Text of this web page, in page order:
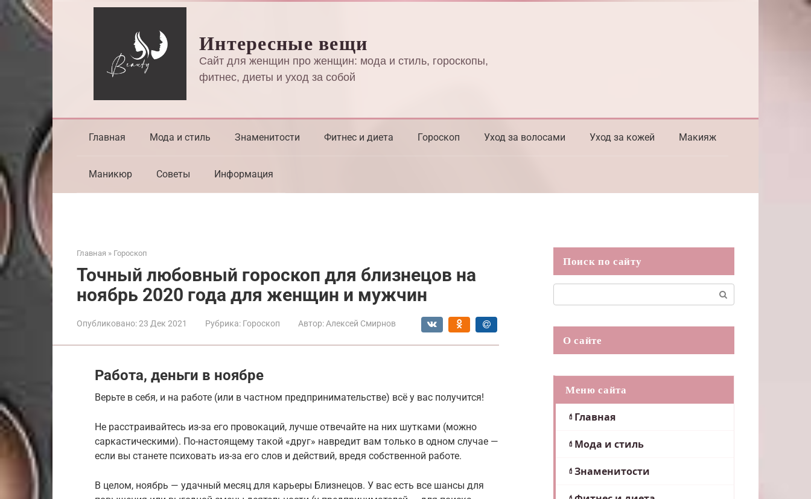
Перейти
к
контенту
Интересные вещи
Сайт для женщин про женщин: мода и стиль, гороскопы,
фитнес, диеты и уход за собой
Главная Мода и стиль Знаменитости Фитнес и диета Гороскоп Уход за волосами Уход за кожей Макияж
Маникюр Советы Информация
Главная » Гороскоп
Точный любовный гороскоп для близнецов на
ноябрь 2020 года для женщин и мужчин
Опубликовано:23 Дек 2021 Рубрика: Гороскоп Автор: Алексей Смирнов
Работа, деньги в ноябре
Верьте в себя, и на работе (или в частном предпринимательстве) всё у вас получится!
Не расстраивайтесь из-за его провокаций, лучше отвечайте на них шутками (можно
саркастическими). По-настоящему такой «друг» навредит вам только в одном случае —
если вы станете психовать из-за его слов и действий, вредя собственной работе.
В целом, ноябрь — удачный месяц для карьеры Близнецов. У вас есть все шансы для
Поиск по сайту
О сайте
Меню сайта
Главная
Мода и стиль
Знаменитости